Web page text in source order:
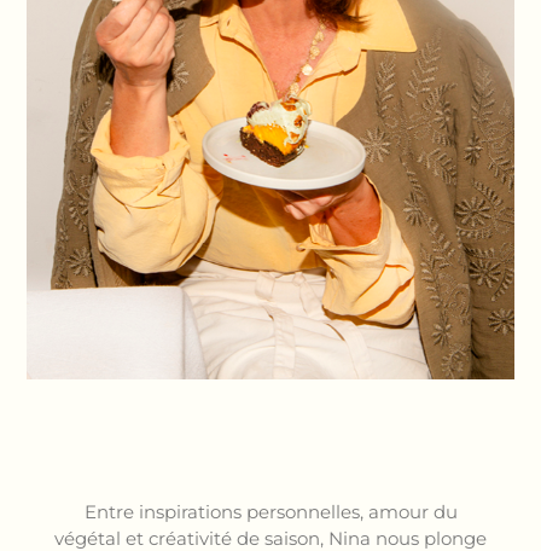
Entre inspirations personnelles, amour du
végétal et créativité de saison, Nina nous plonge